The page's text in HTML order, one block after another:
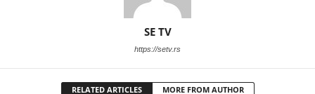
SE TV
https://setv.rs
RELATED ARTICLES MORE FROM AUTHOR